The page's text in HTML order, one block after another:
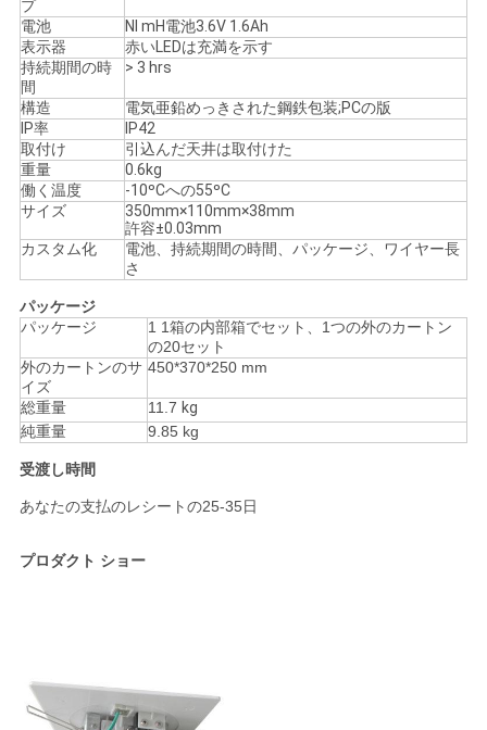
求
し
な
さ
い
SITEMAP
プ
ラ
イ
バ
ー
プ
電池
NI mH電池3.6V 1.6Ah
表示器
赤いLEDは充満を示す
持続期間の時
間
> 3 hrs
構造
電気亜鉛めっきされた鋼鉄包装;PCの版
IP率
IP42
取付け
引込んだ天井は取付けた
重量
0.6kg
働く温度
-10ºCへの55ºC
サイズ
350mm×110mm×38mm
許容±0.03mm
カスタム化
電池、持続期間の時間、パッケージ、ワイヤー長
さ
パッケージ
パッケージ
1 1箱の内部箱でセット、1つの外のカートン
の20セット
外のカートンのサ
イズ
450*370*250 mm
総重量 11.7 kg
純重量
9.85 kg
受渡し時間
あなたの支払のレシートの25-35日
プロダクト ショー